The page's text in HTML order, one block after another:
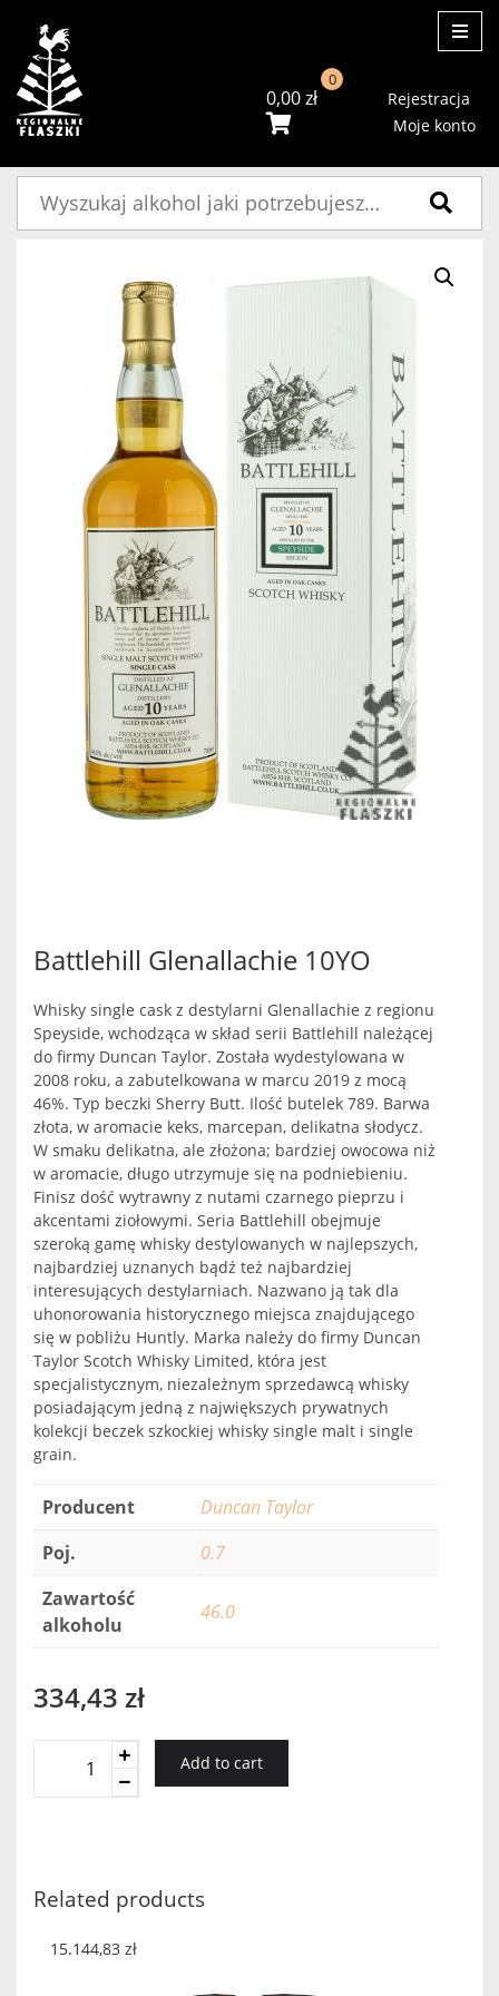
0,00zł
0
Rejestracja
Moje konto
Battlehill Glenallachie 10YO
Whisky single cask z destylarni Glenallachie z regionu
Speyside, wchodząca w skład serii Battlehill należącej
do firmy Duncan Taylor. Została wydestylowana w
2008 roku, a zabutelkowana w marcu 2019 z mocą
46%. Typ beczki Sherry Butt. Ilość butelek 789. Barwa
złota, w aromacie keks, marcepan, delikatna słodycz.
W smaku delikatna, ale złożona; bardziej owocowa niż
w aromacie, długo utrzymuje się na podniebieniu.
Finisz dość wytrawny z nutami czarnego pieprzu i
akcentami ziołowymi. Seria Battlehill obejmuje
szeroką gamę whisky destylowanych w najlepszych,
najbardziej uznanych bądź też najbardziej
interesujących destylarniach. Nazwano ją tak dla
uhonorowania historycznego miejsca znajdującego
się w pobliżu Huntly. Marka należy do firmy Duncan
Taylor Scotch Whisky Limited, która jest
specjalistycznym, niezależnym sprzedawcą whisky
posiadającym jedną z największych prywatnych
kolekcji beczek szkockiej whisky single malt i single
grain.
Producent
Duncan Taylor
Poj.
0.7
Zawartość
alkoholu
46.0
334,43 zł
Glenallachie
Add to cart
Related products
15.144,83 zł